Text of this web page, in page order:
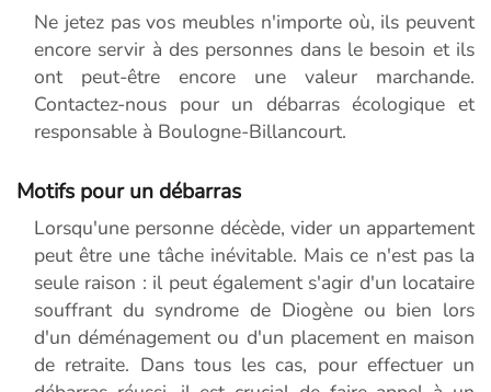
Ne jetez pas vos meubles n'importe où, ils peuvent
encore servir à des personnes dans le besoin et ils
ont peut-être encore une valeur marchande.
Contactez-nous pour un débarras écologique et
responsable à Boulogne-Billancourt.
Motifs pour un débarras
Lorsqu'une personne décède, vider un appartement
peut être une tâche inévitable. Mais ce n'est pas la
seule raison : il peut également s'agir d'un locataire
souffrant du syndrome de Diogène ou bien lors
d'un déménagement ou d'un placement en maison
de retraite. Dans tous les cas, pour effectuer un